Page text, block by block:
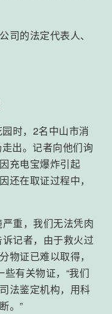
司的法定代表人、
时，2名中山市消
出。记者向他们询
充电宝爆炸引起
还在取证过程中，
重，我们无法凭肉
记者，由于救火过
物证已难以取得，
有关物证，“我们
法鉴定机构，用科
。”